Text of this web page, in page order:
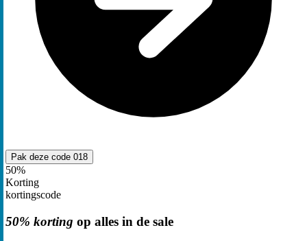
Pak deze code 018
50%
Korting
kortingscode
50% korting op alles in de sale